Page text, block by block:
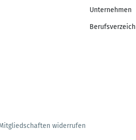
Unternehmen
widerrufen